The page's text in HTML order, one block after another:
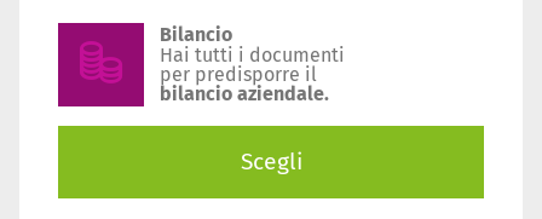
Bilancio
Hai tutti i documenti
per predisporre il
bilancio aziendale.
Scegli